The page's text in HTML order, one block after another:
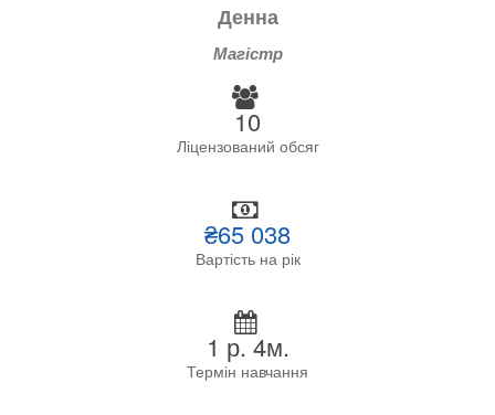
Денна
Магістр
10
Ліцензований обсяг
₴65 038
Вартість на рік
1 р. 4м.
Термін навчання